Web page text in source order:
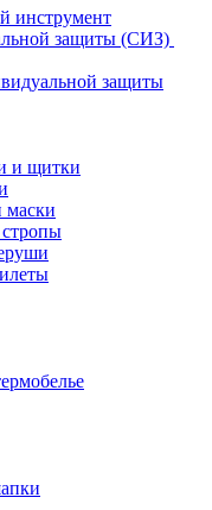
инструмент
защиты (СИЗ)
защиты
и щитки
маски